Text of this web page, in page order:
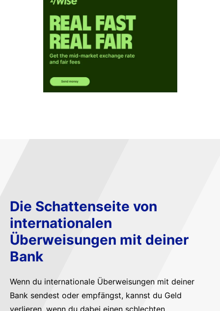
Die Schattenseite von
internationalen
Überweisungen mit deiner
Bank
Wenn du internationale Überweisungen mit deiner
Bank sendest oder empfängst, kannst du Geld
verlieren, wenn du dabei einen schlechten